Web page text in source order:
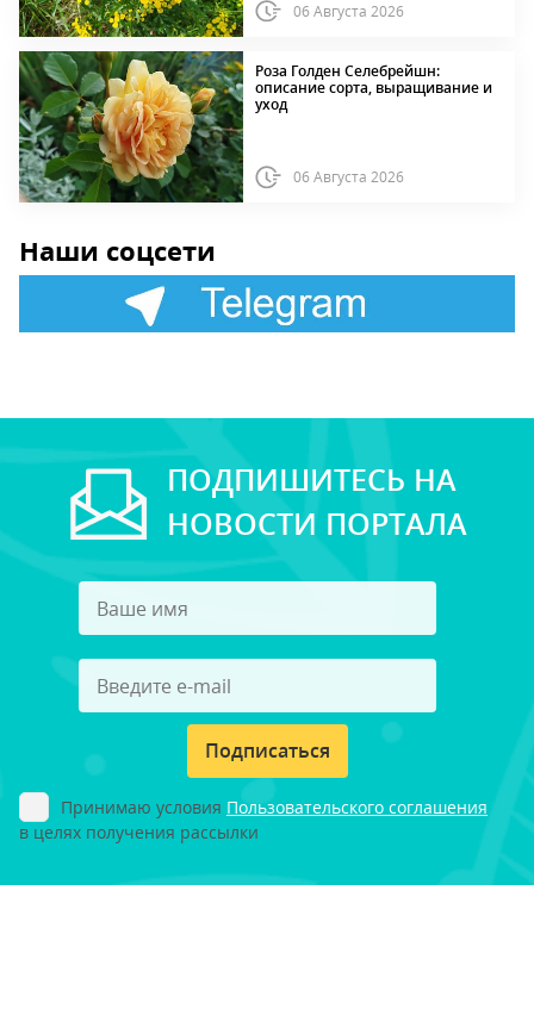
06 Августа 2026
Роза Голден Селебрейшн:
описание сорта, выращивание и
уход
06 Августа 2026
Наши соцсети
ПОДПИШИТЕСЬ НА
НОВОСТИ ПОРТАЛА
Подписаться
Принимаю условия Пользовательского соглашения
в целях получения рассылки